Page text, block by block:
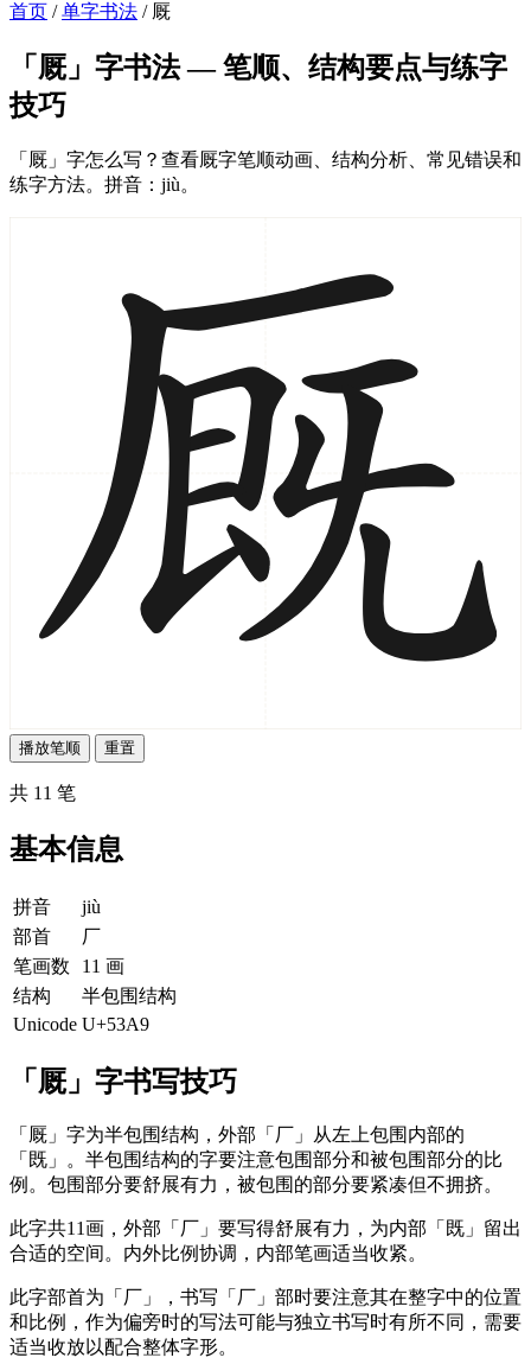
首页 / 单字书法 / 厩
「厩」字书法 — 笔顺、结构要点与练字
技巧
「厩」字怎么写？查看厩字笔顺动画、结构分析、常见错误和
练字方法。拼音：jiù。
播放笔顺 重置
共 11 笔
基本信息
拼音
jiù
部首
厂
笔画数
11 画
结构
半包围结构
Unicode U+53A9
「厩」字书写技巧
「厩」字为半包围结构，外部「厂」从左上包围内部的
「既」。半包围结构的字要注意包围部分和被包围部分的比
例。包围部分要舒展有力，被包围的部分要紧凑但不拥挤。
此字共11画，外部「厂」要写得舒展有力，为内部「既」留出
合适的空间。内外比例协调，内部笔画适当收紧。
此字部首为「厂」，书写「厂」部时要注意其在整字中的位置
和比例，作为偏旁时的写法可能与独立书写时有所不同，需要
适当收放以配合整体字形。